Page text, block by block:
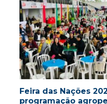
Feira das Nações
programação